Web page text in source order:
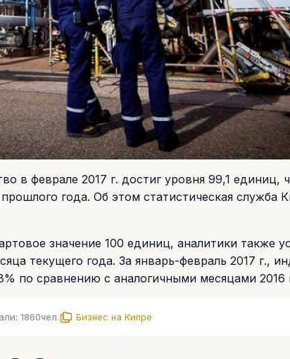
в феврале 2017 г. достиг уровня 99,1 единиц,
года. Об этом статистическая служба
значение 100 единиц, аналитики также
текущего года. За январь-февраль 2017 г.,
по сравнению с аналогичными месяцами 2016
1860чел. Бизнес на Кипре